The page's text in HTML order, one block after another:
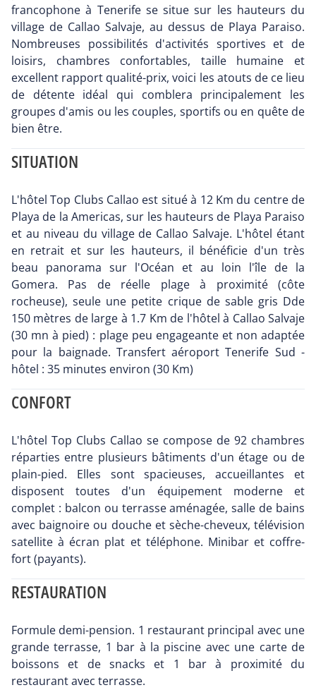
francophone à Tenerife se situe sur les hauteurs du
village de Callao Salvaje, au dessus de Playa Paraiso.
Nombreuses possibilités d'activités sportives et de
loisirs, chambres confortables, taille humaine et
excellent rapport qualité-prix, voici les atouts de ce lieu
de détente idéal qui comblera principalement les
groupes d'amis ou les couples, sportifs ou en quête de
bien être.
SITUATION
L'hôtel Top Clubs Callao est situé à 12 Km du centre de
Playa de la Americas, sur les hauteurs de Playa Paraiso
et au niveau du village de Callao Salvaje. L'hôtel étant
en retrait et sur les hauteurs, il bénéficie d'un très
beau panorama sur l'Océan et au loin l'île de la
Gomera. Pas de réelle plage à proximité (côte
rocheuse), seule une petite crique de sable gris Dde
150 mètres de large à 1.7 Km de l'hôtel à Callao Salvaje
(30 mn à pied) : plage peu engageante et non adaptée
pour la baignade. Transfert aéroport Tenerife Sud -
hôtel : 35 minutes environ (30 Km)
CONFORT
L'hôtel Top Clubs Callao se compose de 92 chambres
réparties entre plusieurs bâtiments d'un étage ou de
plain-pied. Elles sont spacieuses, accueillantes et
disposent toutes d'un équipement moderne et
complet : balcon ou terrasse aménagée, salle de bains
avec baignoire ou douche et sèche-cheveux, télévision
satellite à écran plat et téléphone. Minibar et coffre-
fort (payants).
RESTAURATION
Formule demi-pension. 1 restaurant principal avec une
grande terrasse, 1 bar à la piscine avec une carte de
boissons et de snacks et 1 bar à proximité du
restaurant avec terrasse.